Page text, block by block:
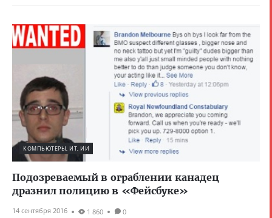
КОМПЬЮТЕРЫ, ИТ, ИИ
Подозреваемый в ограблении канадец
дразнил полицию в «Фейсбуке»
14 сентября 2016 1 860 0